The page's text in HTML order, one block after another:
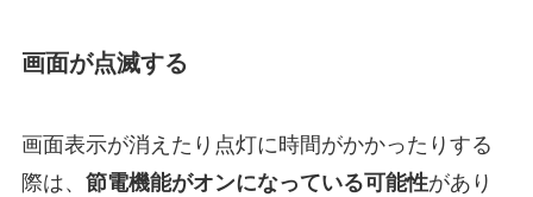
画面が点滅する
画面表示が消えたり点灯に時間がかかったりする
際は、 節電機能がオンになっている可能性があり